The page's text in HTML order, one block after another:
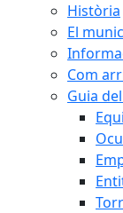
Història
El
Com
Guia